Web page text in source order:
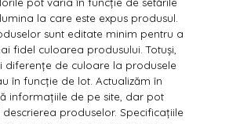
la care este expus produsul.
sunt editate minim pentru a
fidel culoarea produsului. Totuși,
diferențe de culoare la produsele
în funcție de lot. Actualizăm în
informațiile de pe site, dar pot
produselor. Specificațiile